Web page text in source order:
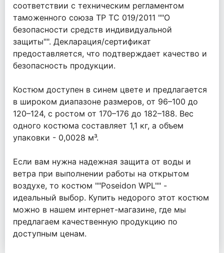
соответствии с техническим регламентом
таможенного союза ТР ТС 019/2011 ""О
безопасности средств индивидуальной
защиты"". Декларация/сертификат
предоставляется, что подтверждает качество и
безопасность продукции.
Костюм доступен в синем цвете и предлагается
в широком диапазоне размеров, от 96–100 до
120–124, с ростом от 170–176 до 182–188. Вес
одного костюма составляет 1,1 кг, а объем
упаковки - 0,0028 м³.
Если вам нужна надежная защита от воды и
ветра при выполнении работы на открытом
воздухе, то костюм ""Poseidon WPL"" -
идеальный выбор. Купить недорого этот костюм
можно в нашем интернет-магазине, где мы
предлагаем качественную продукцию по
доступным ценам.